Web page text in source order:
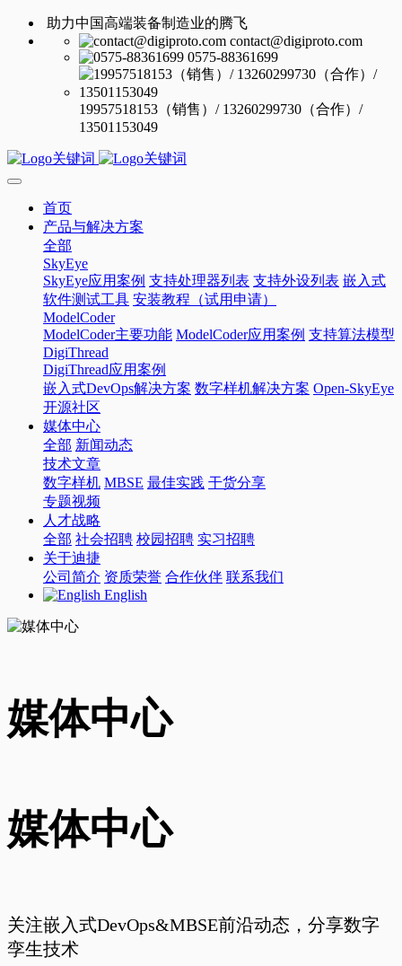
助力中国高端装备制造业的腾飞
contact@digiproto.com
0575-88361699
19957518153（销售）/ 13260299730（合作）/
13501153049
首页
产品与解决方案
全部
SkyEye
SkyEye应用案例 支持处理器列表 支持外设列表 嵌入式
软件测试工具 安装教程（试用申请）
ModelCoder
ModelCoder主要功能 ModelCoder应用案例 支持算法模型
DigiThread
DigiThread应用案例
嵌入式DevOps解决方案 数字样机解决方案 Open-SkyEye
开源社区
媒体中心
全部 新闻动态
技术文章
数字样机 MBSE 最佳实践 干货分享
专题视频
人才战略
全部 社会招聘 校园招聘 实习招聘
关于迪捷
公司简介 资质荣誉 合作伙伴 联系我们
English
媒体中心
媒体中心
关注嵌入式DevOps&MBSE前沿动态，分享数字
孪生技术